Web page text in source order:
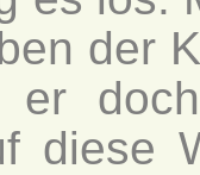
der
er
diese